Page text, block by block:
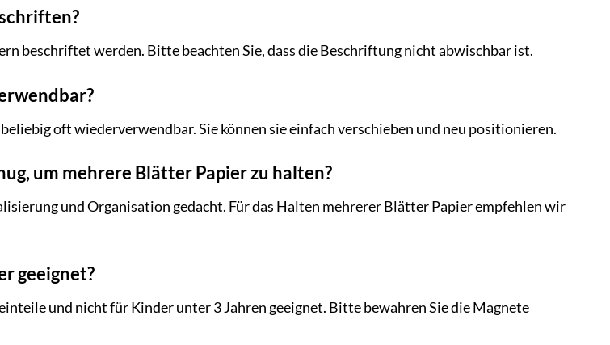
beschriftet werden. Bitte beachten Sie, dass die Beschriftung nicht abwischbar ist.
oft wiederverwendbar. Sie können sie einfach verschieben und neu positionieren.
um mehrere Blätter Papier zu halten?
und Organisation gedacht. Für das Halten mehrerer Blätter Papier empfehlen wir
geeignet?
und nicht für Kinder unter 3 Jahren geeignet. Bitte bewahren Sie die Magnete